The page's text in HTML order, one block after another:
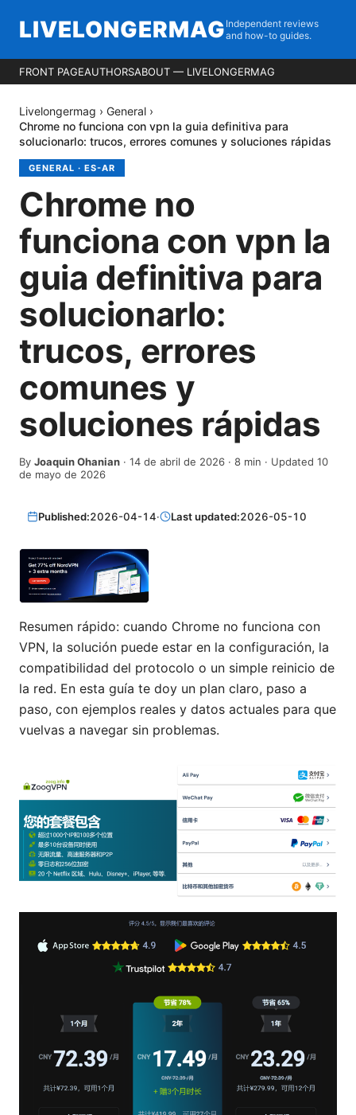
LIVELONGERMAG Independent reviews
and how-to guides.
FRONT PAGEAUTHORSABOUT — LIVELONGERMAG
Livelongermag › General ›
Chrome no funciona con vpn la guia definitiva para
solucionarlo: trucos, errores comunes y soluciones rápidas
GENERAL · ES-AR
Chrome no
funciona con vpn la
guia definitiva para
solucionarlo:
trucos, errores
comunes y
soluciones rápidas
By Joaquin Ohanian · 14 de abril de 2026 · 8 min · Updated 10
de mayo de 2026
Published:2026-04-14· Last updated:2026-05-10
Resumen rápido: cuando Chrome no funciona con
VPN, la solución puede estar en la configuración, la
compatibilidad del protocolo o un simple reinicio de
la red. En esta guía te doy un plan claro, paso a
paso, con ejemplos reales y datos actuales para que
vuelvas a navegar sin problemas.